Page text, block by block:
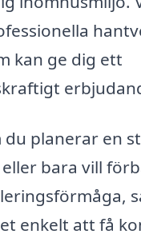
kan ge dig ett
du planerar en
bara vill
enkelt att få